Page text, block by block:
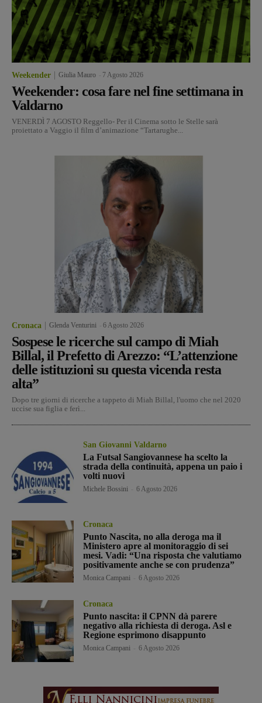
Weekender Giulia Mauro 7 Agosto 2026
Weekender: cosa fare nel fine settimana in
Valdarno
VENERDÌ 7 AGOSTO Reggello- Per il Cinema sotto le Stelle sarà
proiettato a Vaggio il film d’animazione “Tartarughe...
Cronaca Glenda Venturini 6 Agosto 2026
Sospese le ricerche sul campo di Miah
Billal, il Prefetto di Arezzo: “L’attenzione
delle istituzioni su questa vicenda resta
alta”
Dopo tre giorni di ricerche a tappeto di Miah Billal, l'uomo che nel 2020
uccise sua figlia e ferì...
San Giovanni Valdarno
La Futsal Sangiovannese ha scelto la
strada della continuità, appena un paio i
volti nuovi
Michele Bossini 6 Agosto 2026
Cronaca
Punto Nascita, no alla deroga ma il
Ministero apre al monitoraggio di sei
mesi. Vadi: “Una risposta che valutiamo
positivamente anche se con prudenza”
Monica Campani 6 Agosto 2026
Cronaca
Punto nascita: il CPNN dà parere
negativo alla richiesta di deroga. Asl e
Regione esprimono disappunto
Monica Campani 6 Agosto 2026